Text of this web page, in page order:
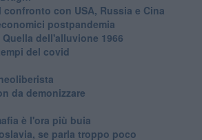
con USA, Russia e Cina
postpandemia
dell'alluvione 1966
del covid
da demonizzare
è l'ora più buia
se parla troppo poco